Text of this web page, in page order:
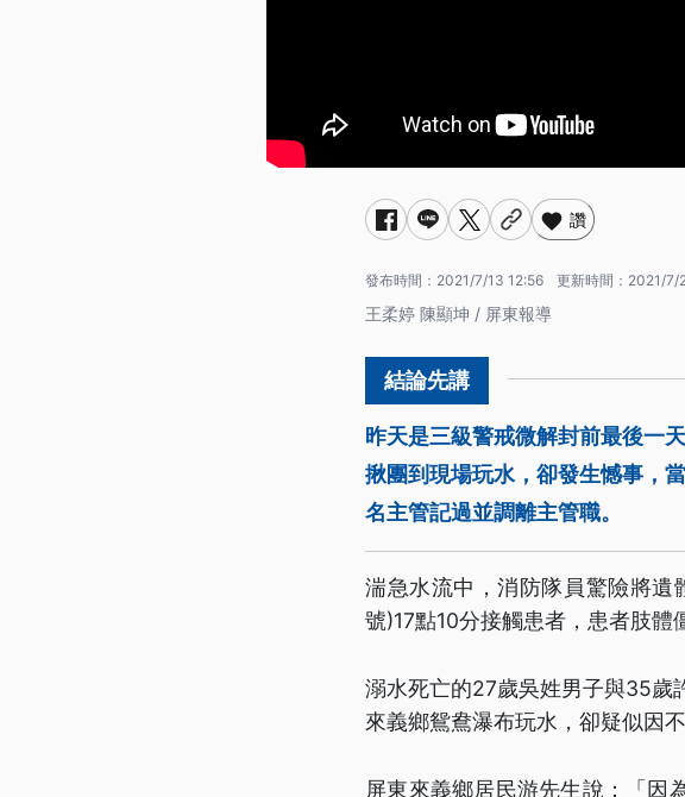
讚
發布時間： 2021/7/13 12:56 更新時間： 2021/7/
王柔婷 陳顯坤 / 屏東報導
昨天是三級警戒微解封前最後一
揪團到現場玩水，卻發生憾事，
名主管記過並調離主管職。
湍急水流中，消防隊員驚險將遺
號)17點10分接觸患者，患者肢體
溺水死亡的27歲吳姓男子與35歲
來義鄉鴛鴦瀑布玩水，卻疑似因不
屏東來義鄉居民游先生說：「因